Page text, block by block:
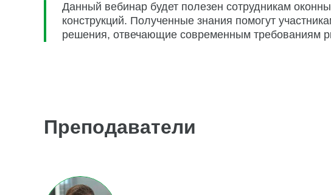
Данный вебинар будет полезен сотрудникам
конструкций. Полученные знания помогут
решения, отвечающие современным требованиям
Преподаватели